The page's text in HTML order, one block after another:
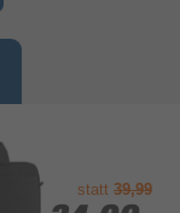
statt39,99